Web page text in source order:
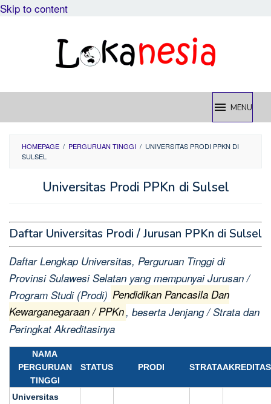
Skip to content
MENU
HOMEPAGE / PERGURUAN TINGGI / UNIVERSITAS PRODI PPKN DI
SULSEL
Universitas Prodi PPKn di Sulsel
Daftar Universitas Prodi / Jurusan PPKn di Sulsel
Daftar Lengkap Universitas, Perguruan Tinggi di
Provinsi Sulawesi Selatan yang mempunyai Jurusan /
Program Studi (Prodi) Pendidikan Pancasila Dan
Kewarganegaraan / PPKn, beserta Jenjang / Strata dan
Peringkat Akreditasinya
NAMA
PERGURUAN
TINGGI
STATUS PRODI STRATAAKREDITAS
Universitas